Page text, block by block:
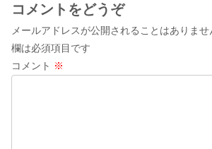
コメントをどうぞ
メールアドレスが公開されることはありませ
欄は必須項目です
コメント ※